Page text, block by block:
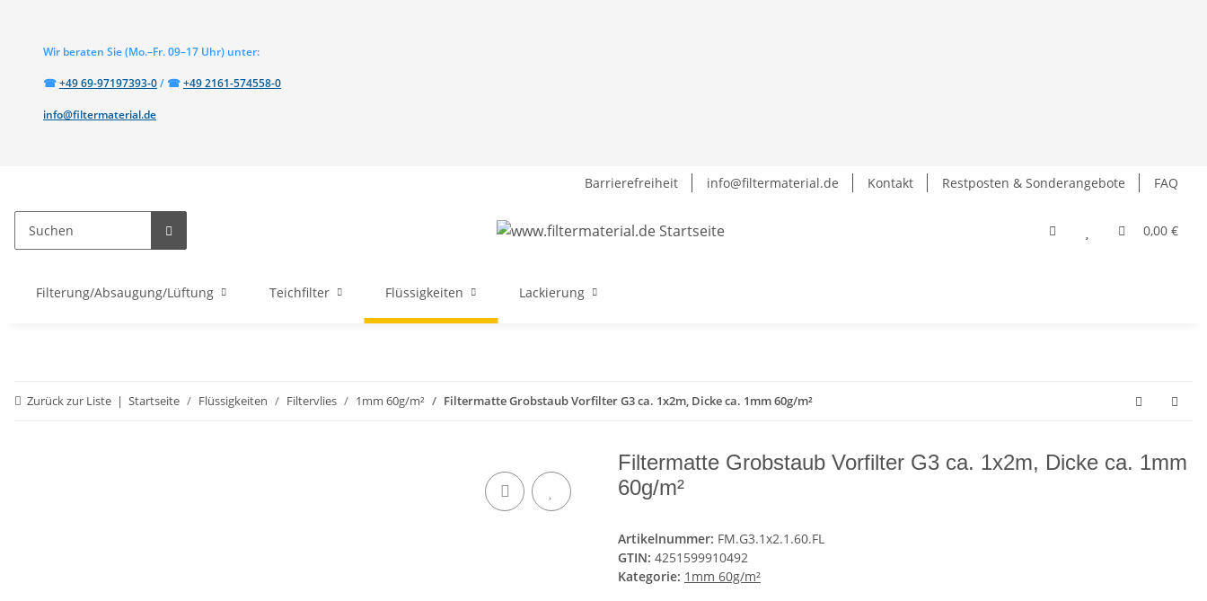
Wir beraten Sie(Mo.–Fr. 09–17 Uhr) unter:
☎Telefon:
+49 69-97197393-0/ ☎Telefon:
+49 2161-574558-0
info@filtermaterial.de
Barrierefreiheit info@filtermaterial.de Kontakt Restposten & Sonderangebote FAQ
0,00 €
Filterung/Absaugung/Lüftung Teichfilter Flüssigkeiten Lackierung
Zurück zur Liste Startseite Flüssigkeiten Filtervlies 1mm 60g/m² Filtermatte Grobstaub Vorfilter G3 ca. 1x2m, Dicke ca. 1mm 60g/m²
Filtermatte Grobstaub Vorfilter G3 ca. 1x2m, Dicke ca. 1mm
60g/m²
Artikelnummer: FM.G3.1x2.1.60.FL
GTIN: 4251599910492
Kategorie: 1mm 60g/m²